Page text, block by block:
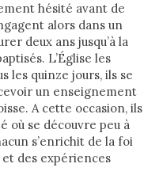
hésité avant de
alors dans un
deux ans jusqu’à la
L’Église les
les quinze jours, ils se
un enseignement
A cette occasion, ils
où se découvre peu à
s’enrichit de la foi
et des expériences